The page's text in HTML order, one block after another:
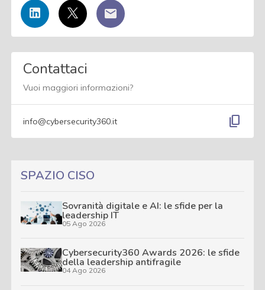
Contattaci
Vuoi maggiori informazioni?
info@cybersecurity360.it content_copy
SPAZIO CISO
Sovranità digitale e AI: le sfide per la
leadership IT
05 Ago 2026
Cybersecurity360 Awards 2026: le sfide
della leadership antifragile
04 Ago 2026